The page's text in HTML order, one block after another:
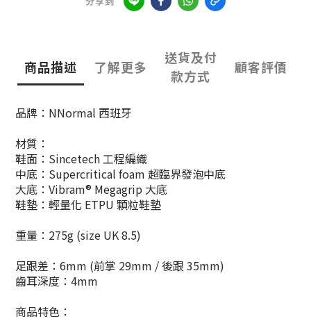
商品描述 了解更多
送貨及付
款方式
顧客評價
品牌：NNormal 西班牙
材質：
鞋面：Sincetech 工程編織
中底：Supercritical foam 超臨界發泡中底
大底：Vibram® Megagrip 大底
鞋墊：輕量化 ETPU 顆粒鞋墊
重量： 275g (size UK 8.5)
足跟差：6mm (前掌 29mm / 後跟 35mm)
齒耳深度：4mm
商品特色：